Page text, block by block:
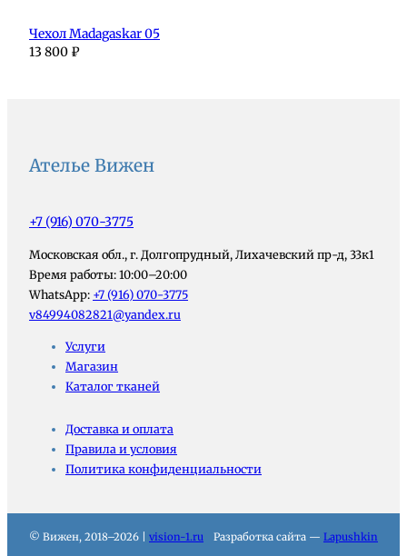
Чехол Madagaskar 05
13 800 ₽
Ателье Вижен
+7 (916) 070-3775
Московская обл., г. Долгопрудный, Лихачевский пр-д, 33к1
Время работы: 10:00–20:00
WhatsApp: +7 (916) 070-3775
v84994082821@yandex.ru
Услуги
Магазин
Каталог тканей
Доставка и оплата
Правила и условия
Политика конфиденциальности
© Вижен, 2018–2026 | vision-1.ru Разработка сайта — Lapushkin